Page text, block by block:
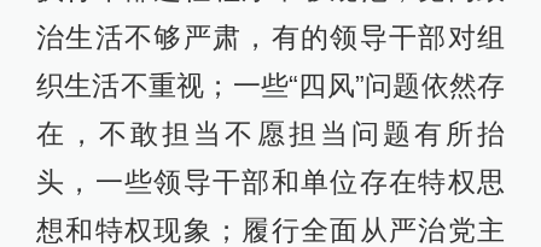
治生活不够严肃，有的领导干部对组
织生活不重视；一些“四风”问题依然存
在，不敢担当不愿担当问题有所抬
头，一些领导干部和单位存在特权思
想和特权现象；履行全面从严治党主